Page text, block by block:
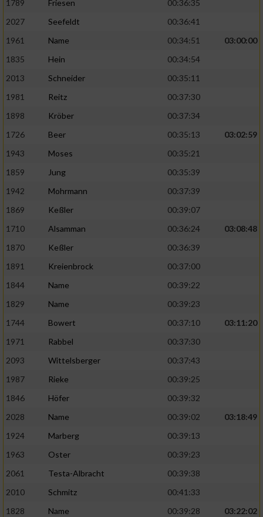
1789 Friesen
00:36:35
2027
Seefeldt
00:36:41
1961
Name 00:34:51
03:00:00
1835
Hein
00:34:54
2013
Schneider
00:35:11
1981
Reitz
00:37:30
1898
Kröber
00:37:34
1726
Beer 00:35:13
03:02:59
1943
Moses
00:35:21
1859
Jung
00:35:39
1942
Mohrmann
00:37:39
1869
Keßler
00:39:07
1710
Alsamman 00:36:24
03:08:48
1870
Keßler
00:36:39
1891
Kreienbrock
00:37:00
1844
Name
00:39:22
1829
Name
00:39:23
1744
Bowert 00:37:10
03:11:20
1971
Rabbel
00:37:30
2093
Wittelsberger
00:37:43
1987
Rieke
00:39:25
1846
Höfer
00:39:32
2028
Name 00:39:02
03:18:49
1924
Marberg
00:39:13
1963
Oster
00:39:23
2061
Testa-Albracht
00:39:38
2010
Schmitz
00:41:33
1828
Name 00:39:28
03:22:02